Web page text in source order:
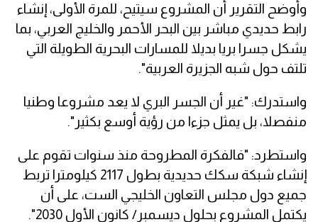
وأوضح التقرير أن المشروع سيتيح، للمرة الأولى، إنشاء
رابط حديدي مباشر بين البحر الأحمر والخليج العربي، بما
يشكل جسرا بريا بديلا للمسارات البحرية الطويلة التي
تلتف حول شبه الجزيرة العربية".
واستدرك: "غير أن الجسر البري لا يعد مشروعا وطنيا
منفصلا، بل يمثل جزءا من رؤية أوسع بكثير".
واستطرد: "فالفكرة المطروحة منذ سنوات تقوم على
إنشاء شبكة سكك حديدية بطول 2117 كيلومترا تربط
جميع دول مجلس التعاون الخليجي الست، على أن
يكتمل المشروع بحلول ديسمبر/ كانون الأول 2030".